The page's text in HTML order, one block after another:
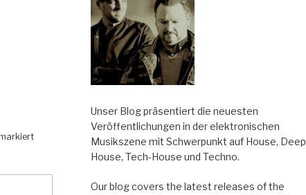
Unser Blog präsentiert die neuesten
Veröffentlichungen in der elektronischen
Musikszene mit Schwerpunkt auf House, Deep
House, Tech-House und Techno.
Our blog covers the latest releases of the